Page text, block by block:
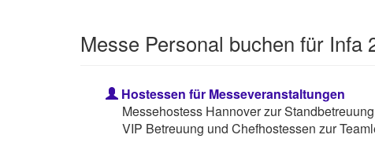
Messe Personal buchen für Infa
Hostessen für Messeveranstaltungen
Messehostess Hannover zur
VIP Betreuung und Chefhostessen zur